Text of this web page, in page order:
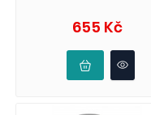
655 KčCena